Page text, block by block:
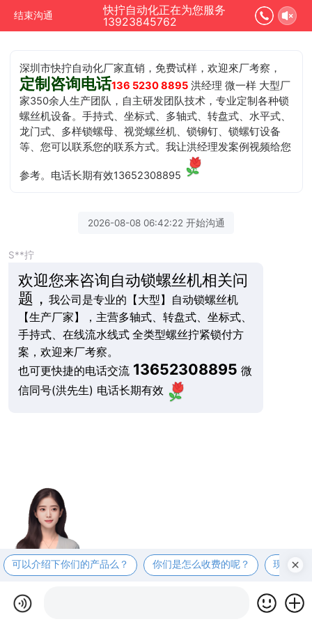
结束沟通
快拧自动化正在为您服务
13923845762
深圳市快拧自动化厂家直销，免费试样，欢迎來厂考察，
定制咨询电话136 5230 8895 洪经理 微一样 大型厂
家350余人生产团队，自主研发团队技术，专业定制各种锁
螺丝机设备。手持式、坐标式、多轴式、转盘式、水平式、
龙门式、多样锁螺母、视觉螺丝机、锁铆钉、锁螺钉设备
等、您可以联系您的联系方式。我让洪经理发案例视频给您
参考。电话长期有效13652308895
2026-08-08 06:42:22 开始沟通
S**拧
欢迎您来咨询自动锁螺丝机相关问
题， 我公司是专业的【大型】自动锁螺丝机
【生产厂家】，主营多轴式、转盘式、坐标式、
手持式、在线流水线式 全类型螺丝拧紧锁付方
案，欢迎来厂考察。
也可更快捷的电话交流 13652308895 微
信同号(洪先生) 电话长期有效
可以介绍下你们的产品么？ 你们是怎么收费的呢？ 现在有